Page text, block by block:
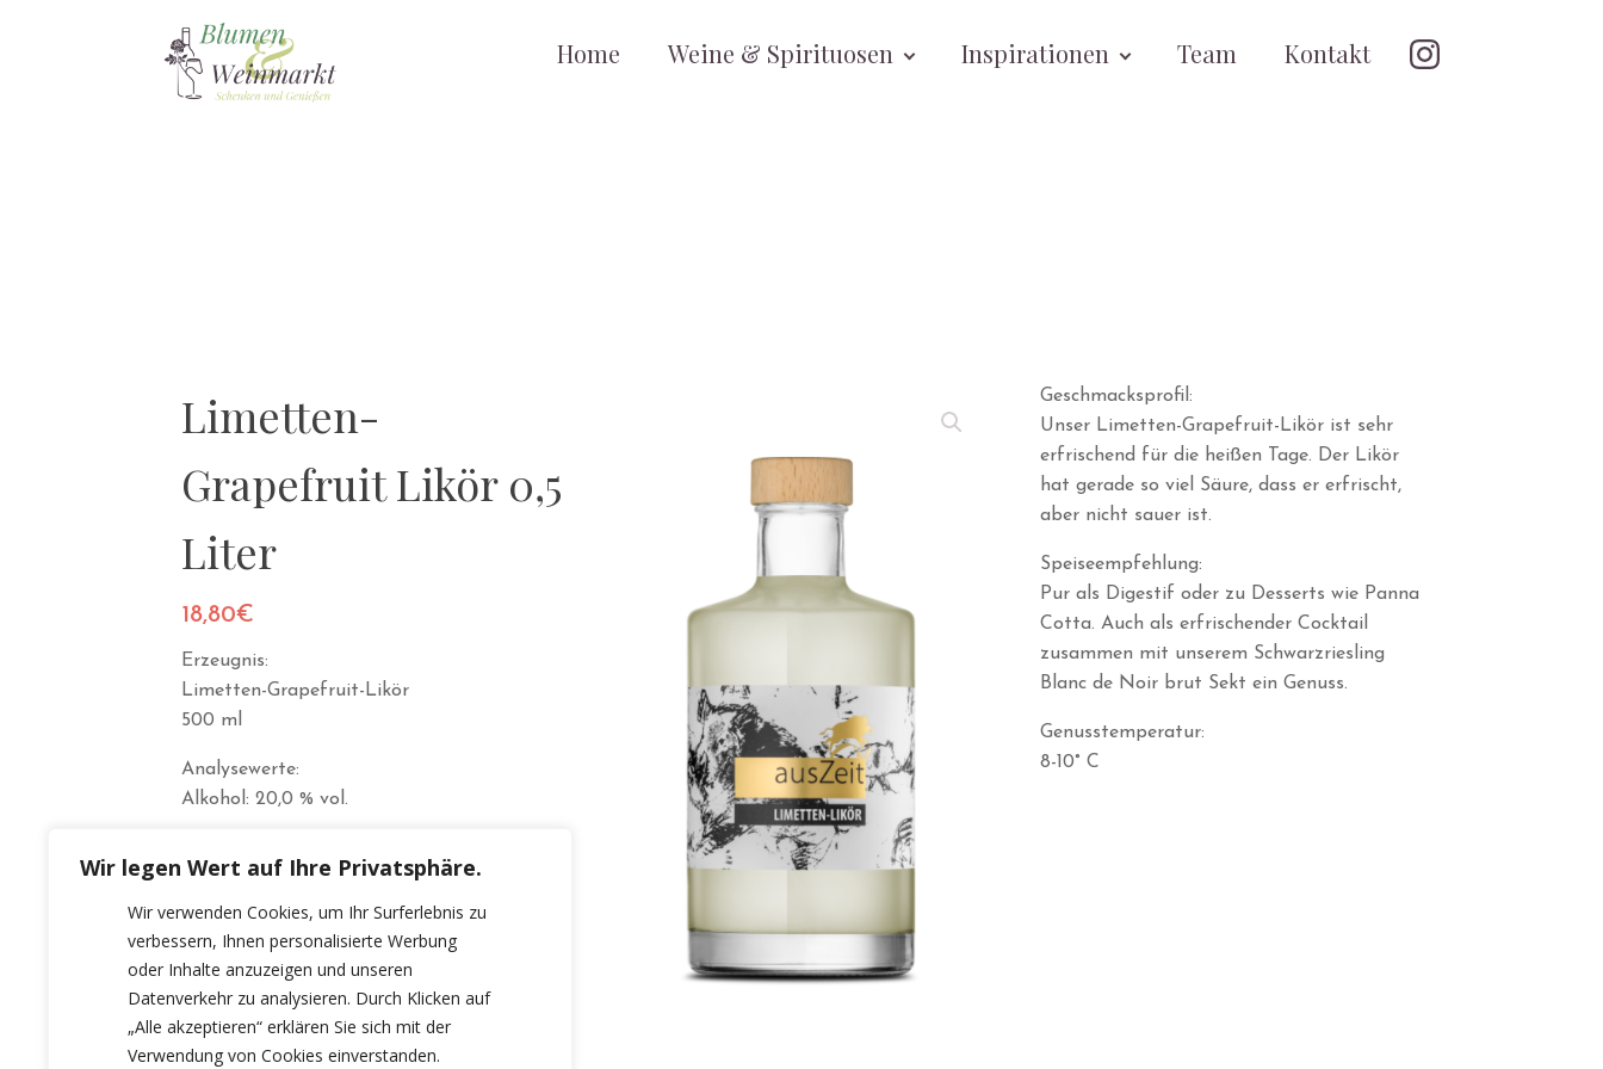
Wir legen Wert auf Ihre Privatsphäre.
Wir verwenden Cookies, um Ihr Surferlebnis zu
verbessern, Ihnen personalisierte Werbung
oder Inhalte anzuzeigen und unseren
Datenverkehr zu analysieren. Durch Klicken auf
„Alle akzeptieren“ erklären Sie sich mit der
Verwendung von Cookies einverstanden.
Home Weine & Spirituosen Inspirationen Team Kontakt
Limetten-
Grapefruit Likör 0,5
Liter
18,80€
Erzeugnis:
Limetten-Grapefruit-Likör
500 ml
Analysewerte:
Alkohol: 20,0 % vol.
Geschmacksprofil:
Unser Limetten-Grapefruit-Likör ist sehr
erfrischend für die heißen Tage. Der Likör
hat gerade so viel Säure, dass er erfrischt,
aber nicht sauer ist.
Speiseempfehlung:
Pur als Digestif oder zu Desserts wie Panna
Cotta. Auch als erfrischender Cocktail
zusammen mit unserem Schwarzriesling
Blanc de Noir brut Sekt ein Genuss.
Genusstemperatur:
8-10° C